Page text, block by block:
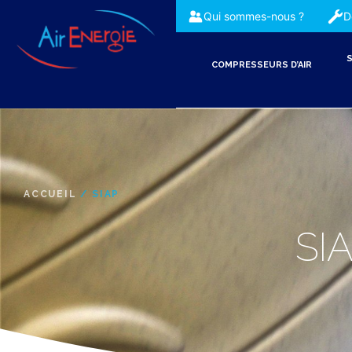
Qui sommes-nous ?
COMPRESSEURS D’AIR
ACCUEIL / SIAP